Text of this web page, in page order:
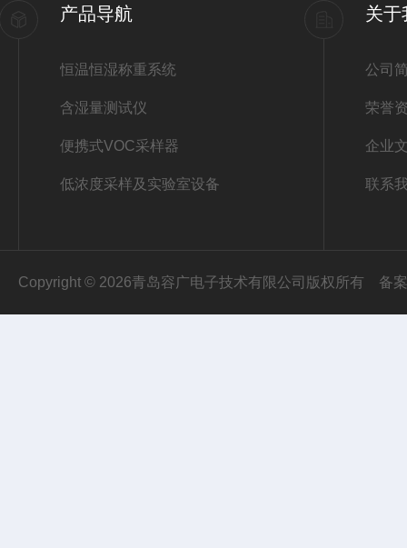
产品导航
恒温恒湿称重系统
含湿量测试仪
便携式VOC采样器
低浓度采样及实验室设备
关于
公司
荣誉
企业
联系
Copyright © 2026青岛容广电子技术有限公司版权所有 备